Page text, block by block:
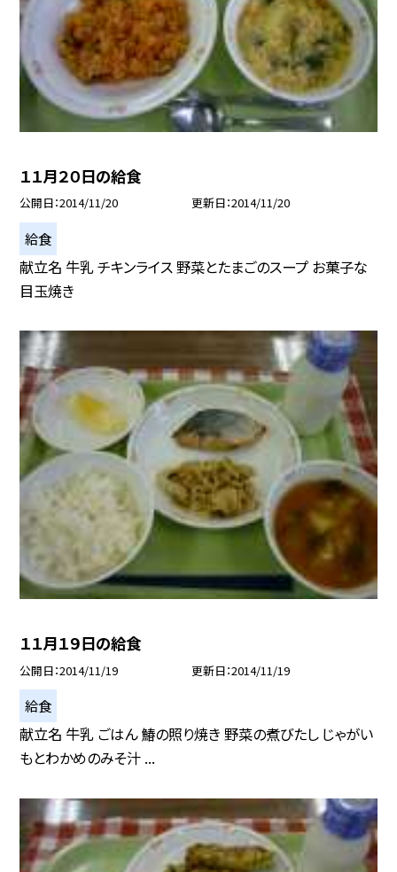
１１月２０日の給食
公開日 2014/11/20 更新日 2014/11/20
給食
献立名 牛乳 チキンライス 野菜とたまごのスープ お菓子な
目玉焼き
１１月１９日の給食
公開日 2014/11/19 更新日 2014/11/19
給食
献立名 牛乳 ごはん 鰆の照り焼き 野菜の煮びたし じゃがい
もとわかめのみそ汁 ...